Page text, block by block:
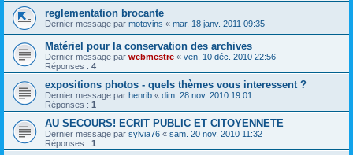
reglementation brocante
Dernier message par motovins « mar. 18 janv. 2011 09:35
Matériel pour la conservation des archives
Dernier message par webmestre « ven. 10 déc. 2010 22:56
Réponses : 4
expositions photos - quels thèmes vous interessent ?
Dernier message par henrib « dim. 28 nov. 2010 19:01
Réponses : 1
AU SECOURS! ECRIT PUBLIC ET CITOYENNETE
Dernier message par sylvia76 « sam. 20 nov. 2010 11:32
Réponses : 1